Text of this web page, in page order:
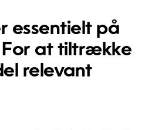
essentielt på
For at tiltrække
relevant